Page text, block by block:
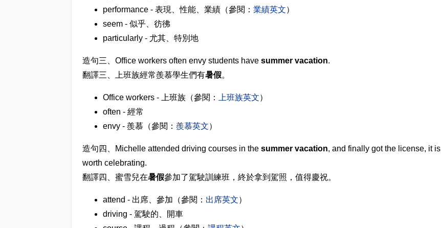
performance - 表現、性能、業績（參閱： 業績英文）
seem - 似乎、彷彿
particularly - 尤其、特別地
造句三、Office workers often envy students have summer vacation.
翻譯三、上班族經常羨慕學生們有暑假。
Office workers - 上班族（參閱： 上班族英文）
often - 經常
envy - 羨慕（參閱： 羨慕英文）
造句四、Michelle attended driving courses in the summer vacation, and finally got the license, it is
worth celebrating.
翻譯四、蜜雪兒在暑假參加了駕駛訓練班，終於拿到駕照，值得慶祝。
attend - 出席、參加（參閱： 出席英文）
driving - 駕駛的、開車